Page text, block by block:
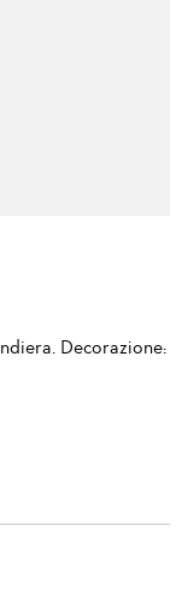
Decorazione: